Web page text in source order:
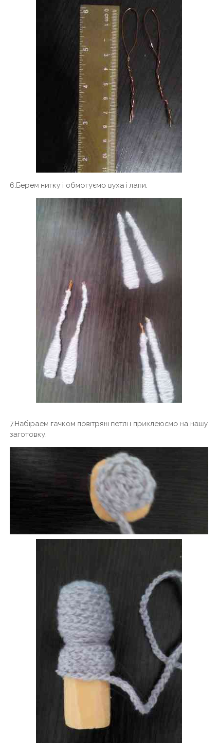
6.Берем нитку і обмотуємо вуха і лапи.
7.Набіраем гачком повітряні петлі і приклеюємо на нашу
заготовку.